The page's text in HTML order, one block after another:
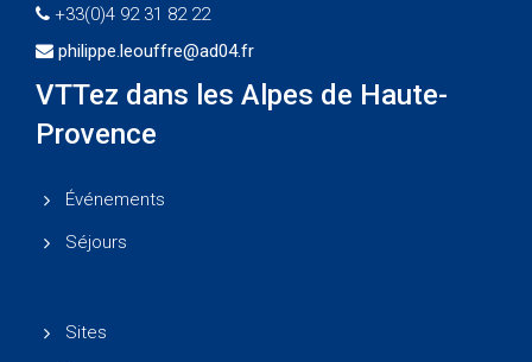
+33(0)4 92 31 82 22
philippe.leouffre@ad04.fr
VTTez dans les Alpes de Haute-
Provence
Événements
Séjours
Sites